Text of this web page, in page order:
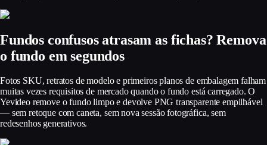
Fundos confusos atrasam as fichas? Remova
o fundo em segundos
Fotos SKU, retratos de modelo e primeiros planos de embalagem falham
muitas vezes requisitos de mercado quando o fundo está carregado. O
Yevideo remove o fundo limpo e devolve PNG transparente empilhável
— sem retoque com caneta, sem nova sessão fotográfica, sem
redesenhos generativos.